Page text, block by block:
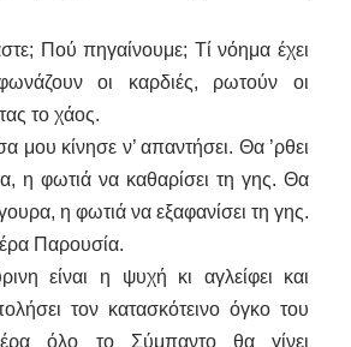
Πού πηγαίνουμε; Τί νόημα έχει
οι καρδιές, ρωτούν οι
το χάος.
μου κίνησε ν’ απαντήσει. Θα ’ρθει
η φωτιά να καθαρίσει τη γης. Θα
η φωτιά να εξαφανίσει τη γης.
Παρουσία.
είναι η ψυχή κι αγλείφει και
τον κατασκότεινο όγκο του
όλο το Σύμπαντο θα γίνει